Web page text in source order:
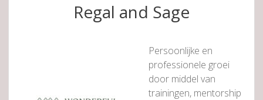
Regal and Sage
Persoonlijke en
professionele groei
door middel van
trainingen, mentorship